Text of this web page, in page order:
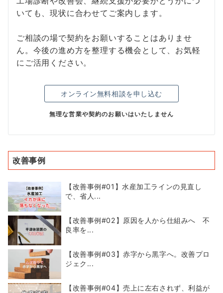
いても、現状に合わせてご案内します。
ご相談の場で契約をお願いすることはありませ
ん。今後の進め方を整理する機会として、お気軽
にご活用ください。
オンライン無料相談を申し込む
無理な営業や契約のお願いはいたしません
改善事例
【改善事例#01】水産加工ラインの見直し
で、省人...
【改善事例#02】原因を人から仕組みへ 不
良率を...
【改善事例#03】赤字から黒字へ。改善プロ
ジェク...
【改善事例#04】売上に左右されず、利益が